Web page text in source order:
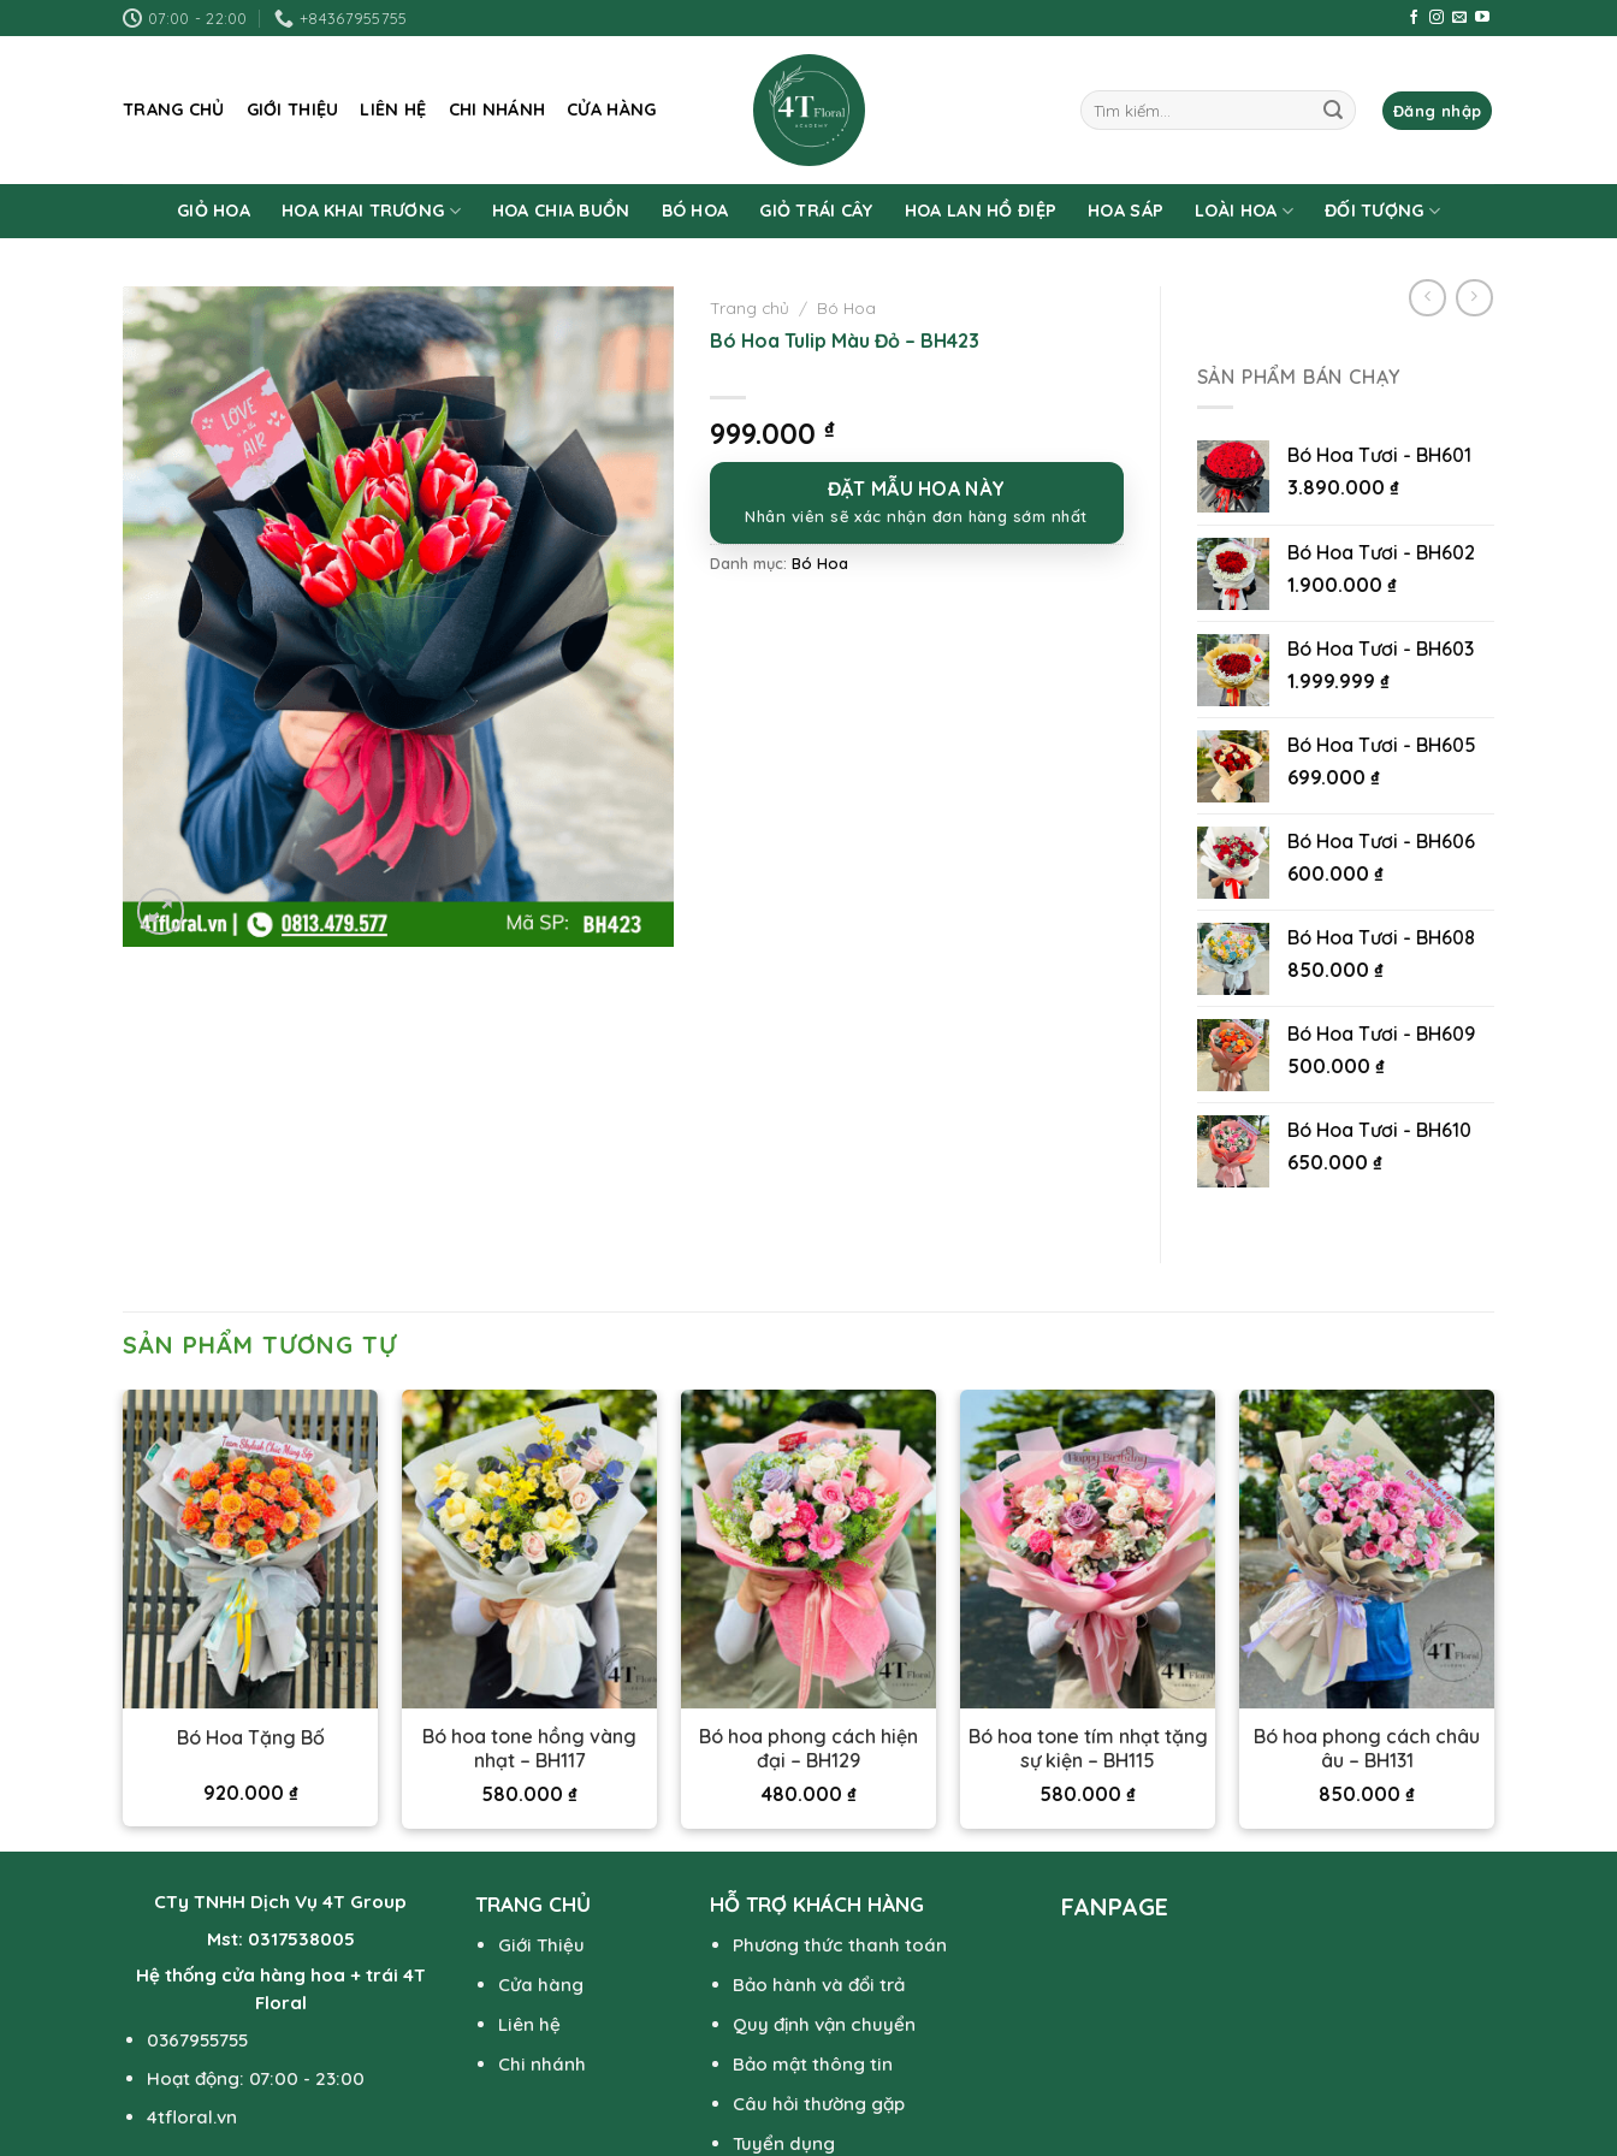
to
07:00 - 22:00 +84367955755
TRANG CHỦ GIỚI THIỆU LIÊN HỆ CHI NHÁNH CỬA HÀNG
Tìm
kiếm:
Đăng nhập
GIỎ HOA HOA KHAI TRƯƠNG HOA CHIA BUỒN BÓ HOA GIỎ TRÁI CÂY HOA LAN HỒ ĐIỆP HOA SÁP LOÀI HOA ĐỐI TƯỢNG
Trang chủ / Bó Hoa
Bó Hoa Tulip Màu Đỏ – BH423
999.000 ₫
ĐẶT MẪU HOA NÀY
Nhân viên sẽ xác nhận đơn hàng sớm nhất
Danh mục: Bó Hoa
SẢN PHẨM BÁN CHẠY
Bó Hoa Tươi - BH601
3.890.000 ₫
Bó Hoa Tươi - BH602
1.900.000 ₫
Bó Hoa Tươi - BH603
1.999.999 ₫
Bó Hoa Tươi - BH605
699.000 ₫
Bó Hoa Tươi - BH606
600.000 ₫
Bó Hoa Tươi - BH608
850.000 ₫
Bó Hoa Tươi - BH609
500.000 ₫
Bó Hoa Tươi - BH610
650.000 ₫
SẢN PHẨM TƯƠNG TỰ
Bó Hoa Tặng Bố
920.000 ₫
Bó hoa tone hồng vàng
nhạt – BH117
580.000 ₫
Bó hoa phong cách hiện
đại – BH129
480.000 ₫
Bó hoa tone tím nhạt tặng
sự kiện – BH115
580.000 ₫
Bó hoa phong cách châu
âu – BH131
850.000 ₫
CTy TNHH Dịch Vụ 4T Group
Mst: 0317538005
Hệ thống cửa hàng hoa + trái 4T
Floral
0367955755
Hoạt động: 07:00 - 23:00
4tfloral.vn
TRANG CHỦ
Giới Thiệu
Cửa hàng
Liên hệ
Chi nhánh
HỖ TRỢ KHÁCH HÀNG
Phương thức thanh toán
Bảo hành và đổi trả
Quy định vận chuyển
Bảo mật thông tin
Câu hỏi thường gặp
Tuyển dụng
FANPAGE